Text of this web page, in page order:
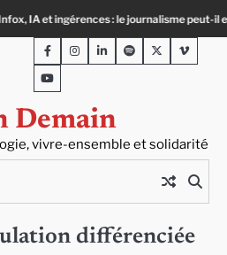
? Précarité, canicule, solitude :
Demain
vivre-ensemble et solidarité
FacebookInstagram
LinkedInSpotifyTwitterViméo
Youtube
différenciée